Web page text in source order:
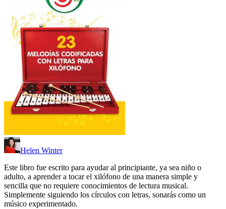
Helen Winter
Este libro fue escrito para ayudar al principiante, ya sea niño o
adulto, a aprender a tocar el xilófono de una manera simple y
sencilla que no requiere conocimientos de lectura musical.
Simplemente siguiendo los círculos con letras, sonarás como un
músico experimentado.